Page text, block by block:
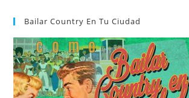
Bailar Country En Tu Ciudad